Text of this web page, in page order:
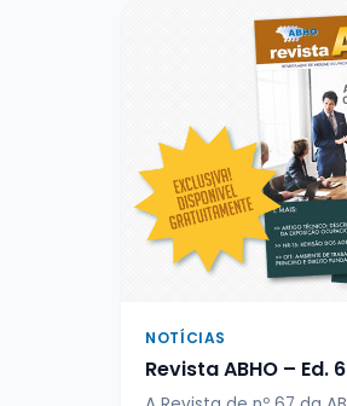
NOTÍCIAS
Revista ABHO – Ed.